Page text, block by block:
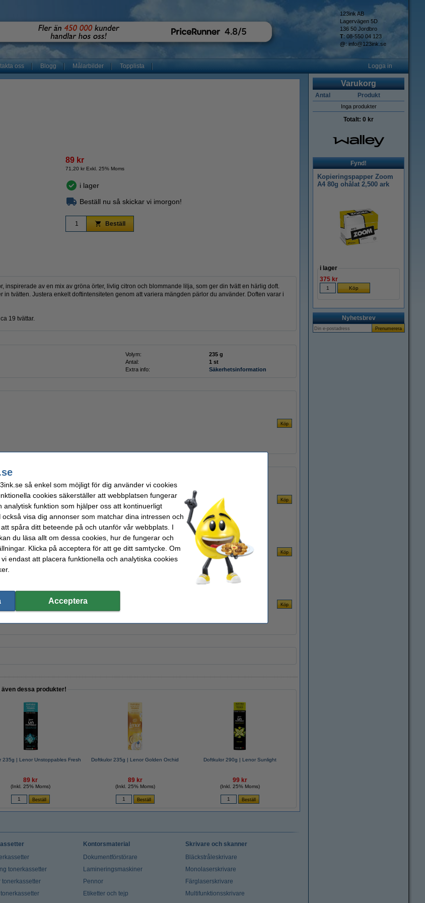
123ink AB
Lagervägen 5D
136 50 Jordbro
T: 08-550 04 123
@: info@123ink.se
oss Blogg Målarbilder Topplista Logga in
89 kr
71,20 kr Exkl. 25% Moms
i lager
Beställ nu så skickar vi imorgon!
Beställ
inspirerade av en mix av gröna örter, livlig citron och blommande lilja, som ger din tvätt en härlig doft.
in tvätten. Justera enkelt doftintensiteten genom att variera mängden pärlor du använder. Doften varar i
19 tvättar.
Volym:
235 g
Antal:
1 st
Extra info: Säkerhetsinformation
Sea Breeze
Fresh
Lenor Spring Awakening
dessa produkter!
235g | Lenor Unstoppables Fresh
89 kr
(Inkl. 25% Moms)
Doftkulor 235g | Lenor Golden Orchid
89 kr
(Inkl. 25% Moms)
Doftkulor 290g | Lenor Sunlight
99 kr
(Inkl. 25% Moms)
Varukorg
Antal Produkt
Inga produkter
Totalt: 0 kr
Fynd!
Kopieringspapper Zoom
A4 80g ohålat 2,500 ark
i lager
375 kr
Nyhetsbrev
tonerkassetter
tonerkassetter
Kontorsmaterial
Dokumentförstörare
Lamineringsmaskiner
Pennor
Etiketter och tejp
Skrivare och skanner
Bläckstråleskrivare
Monolaserskrivare
Färglaserskrivare
Multifunktionsskrivare
så enkel som möjligt för dig använder vi cookies
cookies säkerställer att webbplatsen fungerar
analytisk funktion som hjälper oss att kontinuerligt
visa dig annonser som matchar dina intressen och
spåra ditt beteende på och utanför vår webbplats. I
du läsa allt om dessa cookies, hur de fungerar och
Klicka på acceptera för att ge ditt samtycke. Om
endast att placera funktionella och analytiska cookies
Acceptera